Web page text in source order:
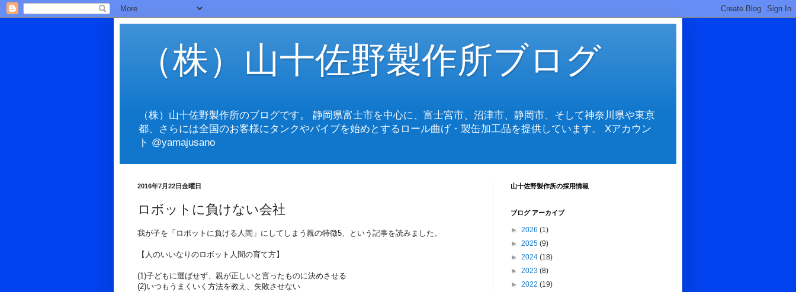
（株）山十佐野製作所ブログ
（株）山十佐野製作所のブログです。 静岡県富士市を中心に、富士宮市、沼津市、静岡市、そして神奈川県や東京
都、さらには全国のお客様にタンクやパイプを始めとするロール曲げ・製缶加工品を提供しています。 Xアカウン
ト @yamajusano
2016年7月22日金曜日
ロボットに負けない会社
我が子を「ロボットに負ける人間」にしてしまう親の特徴5、という記事を読みました。
【人のいいなりのロボット人間の育て方】
(1)子どもに選ばせず、親が正しいと言ったものに決めさせる
(2)いつもうまくいく方法を教え、失敗させない
山十佐野製作所の採用情報
ブログ アーカイブ
► 2026 (1)
► 2025 (9)
► 2024 (18)
► 2023 (8)
► 2022 (19)